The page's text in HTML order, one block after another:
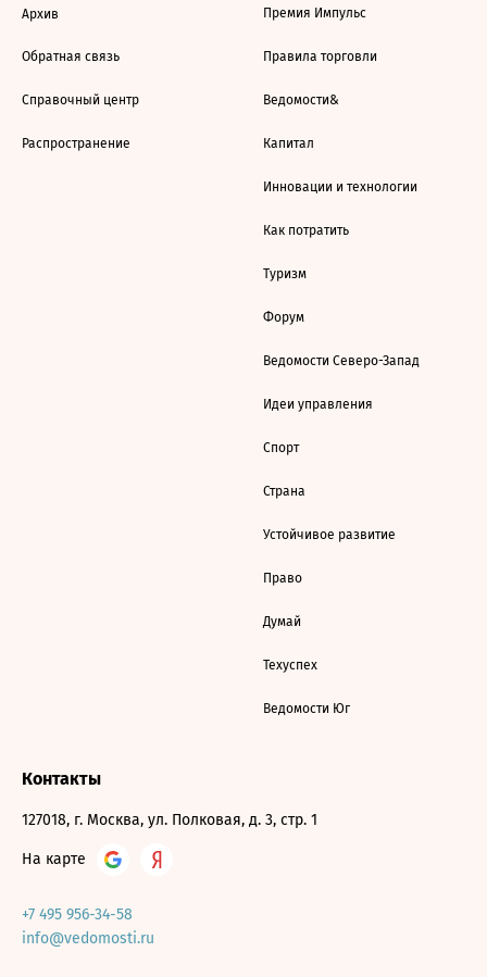
Архив
Обратная связь
Справочный центр
Распространение
Премия Импульс
Правила торговли
Ведомости&
Капитал
Инновации и технологии
Как потратить
Туризм
Форум
Ведомости Северо-Запад
Идеи управления
Спорт
Страна
Устойчивое развитие
Право
Думай
Техуспех
Ведомости Юг
Контакты
127018, г. Москва, ул. Полковая, д. 3, стр. 1
На карте
+7 495 956-34-58
info@vedomosti.ru